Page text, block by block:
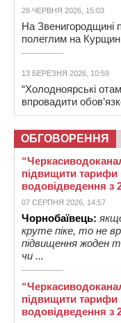
28 ЧЕРВНЯ 2026, 15:03
На Звенигородщині
полеглим на
13 БЕРЕЗНЯ 2026, 10:59
“Холодноярські
впровадити
ОБГОВОРЕННЯ
підвищити тарифи
водовідведення з
07 СЕРПНЯ 2026, 14:57
Чорнобаївець:
круте піке, то не
підвищення жоден
чи ...
підвищити тарифи
водовідведення з